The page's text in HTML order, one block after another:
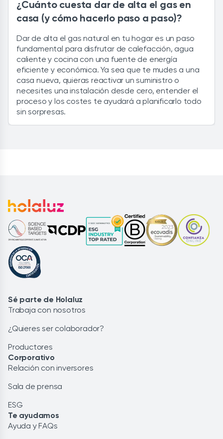
¿Cuánto cuesta dar de alta el gas en
casa (y cómo hacerlo paso a paso)?
Dar de alta el gas natural en tu hogar es un paso
fundamental para disfrutar de calefacción, agua
caliente y cocina con una fuente de energía
eficiente y económica. Ya sea que te mudes a una
casa nueva, quieras reactivar un suministro o
necesites una instalación desde cero, entender el
proceso y los costes te ayudará a planificarlo todo
sin sorpresas.
Sé parte de Holaluz
Trabaja con nosotros
¿Quieres ser colaborador?
Productores
Corporativo
Relación con inversores
Sala de prensa
ESG
Te ayudamos
Ayuda y FAQs